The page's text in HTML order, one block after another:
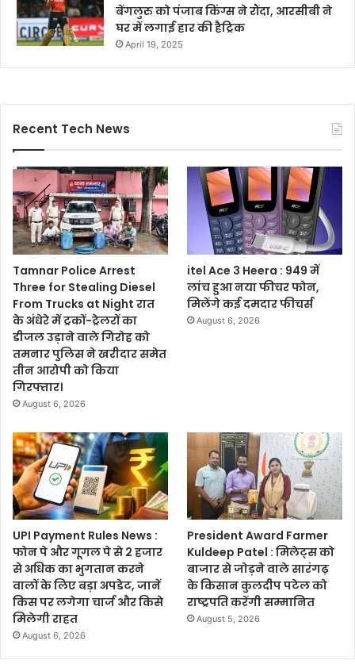
बेंगलुरु को पंजाब किंग्स ने रौंदा, आरसीबी ने
घर में लगाई हार की हैट्रिक
April 19, 2025
Recent Tech News
Tamnar Police Arrest
Three for Stealing Diesel
From Trucks at Night रात
के अंधेरे में ट्रकों-ट्रेलरों का
डीजल उड़ाने वाले गिरोह को
तमनार पुलिस ने खरीदार समेत
तीन आरोपी को किया
गिरफ्तार।
August 6, 2026
itel Ace 3 Heera : 949 में
लांच हुआ नया फीचर फोन,
मिलेंगे कई दमदार फीचर्स
August 6, 2026
UPI Payment Rules News :
फोन पे और गूगल पे से 2 हजार
से अधिक का भुगतान करने
वालों के लिए बड़ा अपडेट, जानें
किस पर लगेगा चार्ज और किसे
मिलेगी राहत
August 6, 2026
President Award Farmer
Kuldeep Patel : मिलेट्स को
बाजार से जोड़ने वाले सारंगढ़
के किसान कुलदीप पटेल को
राष्ट्रपति करेंगी सम्मानित
August 5, 2026